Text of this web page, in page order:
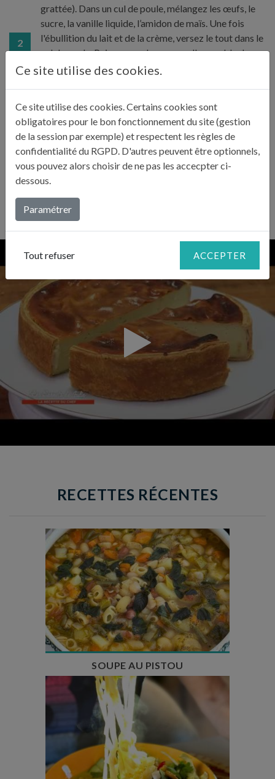
2
grattée). Dans un cul de poule, mélangez les œufs, le
sucre, la vanille liquide, l’amidon de maïs. Une fois
l'ébullition du lait et de la crème, versez le tout dans le
cul de poule. Puis versez de nouveau l'ensemble dans
la casserole sur feu doux et mélangez rapidement sans
3
Versez la crème sur le fond de tarte, laissez cuire 30
minutes à 220 °C puis 15 minutes à 180°C. Après
refroidissement, démoulez, découpez et servez.
RECETTES RÉCENTES
Temps de préparation : 35 min
Temps de cuisson : 1h15
Nombre de couverts : 8
SOUPE AU PISTOU
Temps de préparation : 40 min
Temps de cuisson : 25 min
Nombre de couverts : 4
Ce site utilise des cookies.
Ce site utilise des cookies. Certains cookies sont
obligatoires pour le bon fonctionnement du site (gestion
de la session par exemple) et respectent les règles de
confidentialité du RGPD. D'autres peuvent être optionnels,
vous pouvez alors choisir de ne pas les accecpter ci-
dessous.
Paramétrer
Tout refuser ACCEPTER